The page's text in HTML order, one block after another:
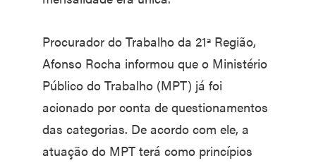
Procurador do Trabalho da 21ª Região,
Afonso Rocha informou que o Ministério
Público do Trabalho (MPT) já foi
acionado por conta de questionamentos
das categorias. De acordo com ele, a
atuação do MPT terá como princípios